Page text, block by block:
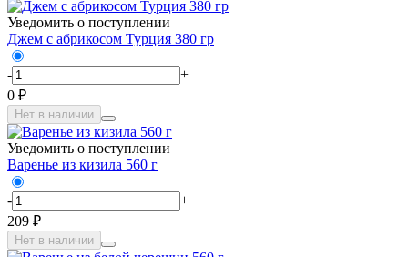
Уведомить о поступлении
Джем с абрикосом Турция 380 гр
-
+
0 ₽
Нет в наличии
Уведомить о поступлении
Варенье из кизила 560 г
-
+
209 ₽
Нет в наличии